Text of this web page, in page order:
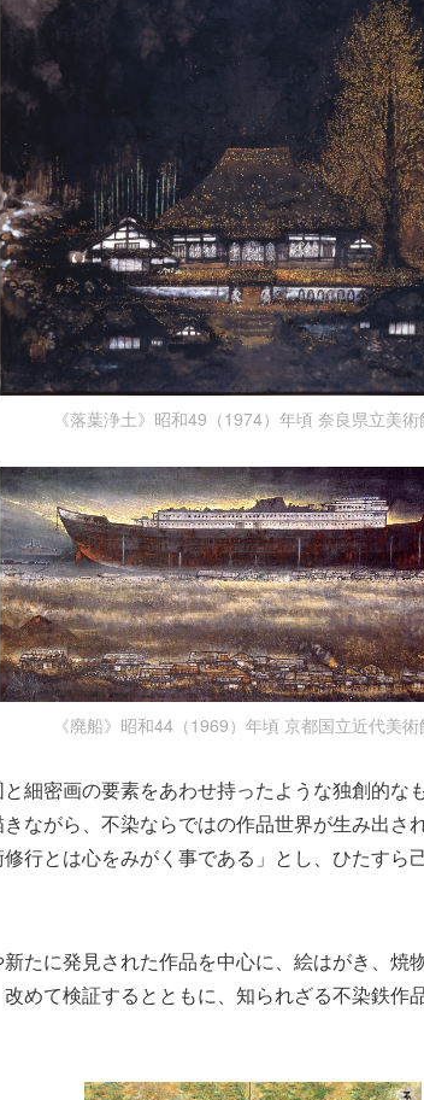
《落葉浄土》昭和49（1974）年頃 奈良県立美術
《廃船》昭和44（1969）年頃 京都国立近代美術
細密画の要素をあわせ持ったような独創的な
ながら、不染ならではの作品世界が生み出さ
行とは心をみがく事である」とし、ひたすら
たに発見された作品を中心に、絵はがき、焼
めて検証するとともに、知られざる不染鉄作